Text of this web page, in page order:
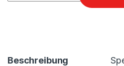
Beschreibung